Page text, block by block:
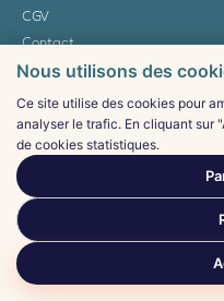
CGV
Contact
2026©
Certains articles contiennent
commission sur les
Nous utilisons des
Ce site utilise des cookies pour
analyser le trafic. En cliquant sur
de cookies statistiques.